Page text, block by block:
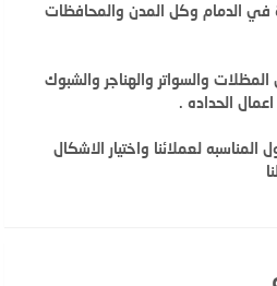
في الدمام وكل المدن والمحافظات
والسواتر والهناجر والشبوك
الحداده .
لعملائنا واختيار الاشكال